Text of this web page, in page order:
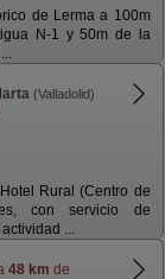
de Lerma a 100m
N-1 y 50m de la
(Valladolid)
Rural (Centro de
con servicio de
...
48 km de